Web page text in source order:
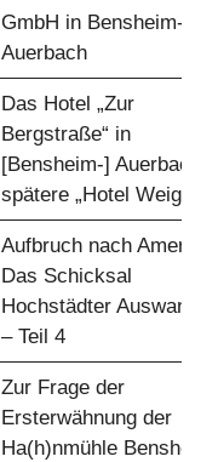
GmbH in Bensheim-
Auerbach
Das Hotel „Zur
Bergstraße“ in
[Bensheim-] Auerbach
spätere „Hotel Weigold“
Aufbruch nach Amerika.
Das Schicksal
Hochstädter
– Teil 4
Zur Frage der
Ersterwähnung der
Ha(h)nmühle Bensheim